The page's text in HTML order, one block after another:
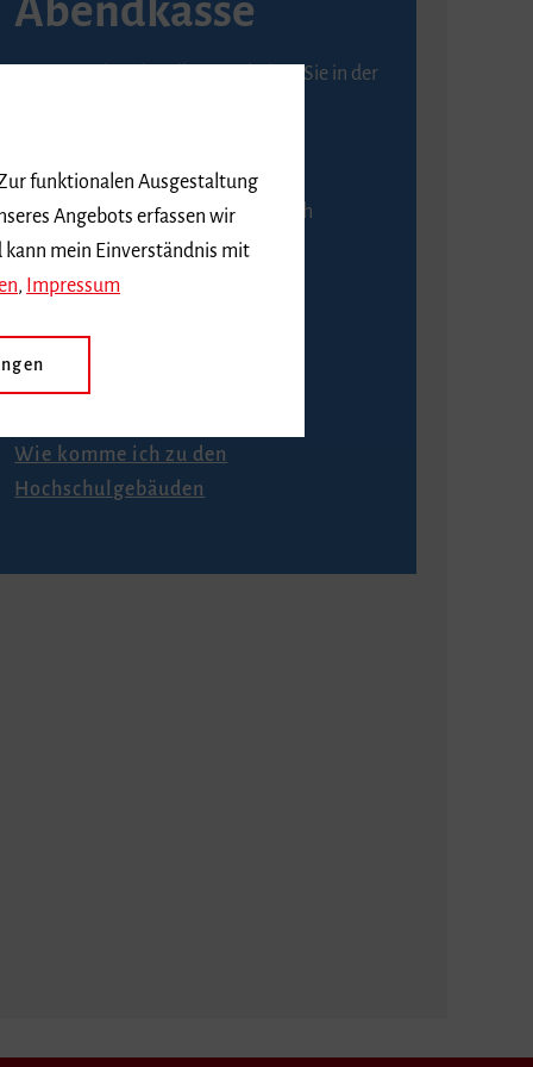
Abendkasse
Karten an der Abendkasse erhalten Sie in der
An der Abendkasse ist ausschließlich
Barzahlung möglich.
Anfahrt
Wie komme ich zu den
Hochschulgebäuden
funktionalen Ausgestaltung
Angebots erfassen wir
kann mein Einverständnis mit
, Impressum